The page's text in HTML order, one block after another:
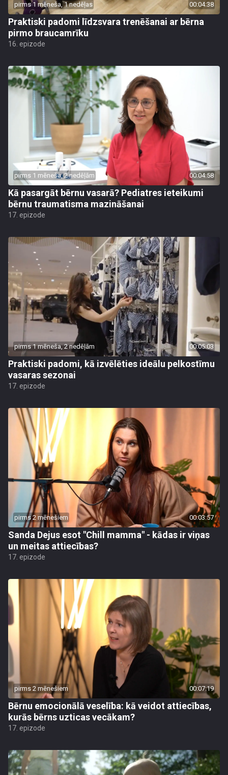
pirms 1 mēneša, 1 nedēļas 00:04:38
Praktiski padomi līdzsvara trenēšanai ar bērna
pirmo braucamrīku
16. epizode
pirms 1 mēneša, 2 nedēļām 00:04:58
Kā pasargāt bērnu vasarā? Pediatres ieteikumi
bērnu traumatisma mazināšanai
17. epizode
pirms 1 mēneša, 2 nedēļām 00:05:03
Praktiski padomi, kā izvēlēties ideālu pelkostīmu
vasaras sezonai
17. epizode
pirms 2 mēnešiem 00:03:57
Sanda Dejus esot "Chill mamma" - kādas ir viņas
un meitas attiecības?
17. epizode
pirms 2 mēnešiem 00:07:19
Bērnu emocionālā veselība: kā veidot attiecības,
kurās bērns uzticas vecākam?
17. epizode